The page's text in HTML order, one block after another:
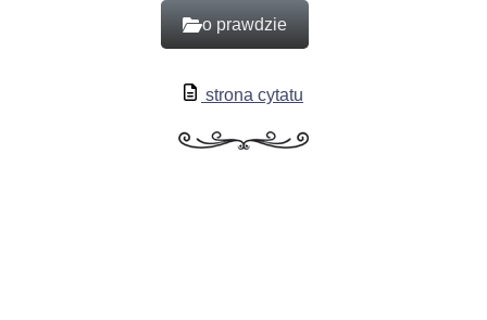
o prawdzie
strona cytatu